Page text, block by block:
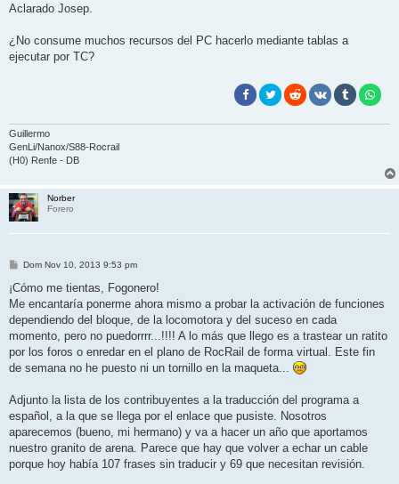
n
j
Aclarado Josep.
¿No consume muchos recursos del PC hacerlo mediante tablas a
ejecutar por TC?
Guillermo
GenLi/Nanox/S88-Rocrail
(H0) Renfe - DB
Norber
Forero
M
n
a
j
e
Dom Nov 10, 2013 9:53 pm
¡Cómo me tientas, Fogonero!
Me encantaría ponerme ahora mismo a probar la activación de funciones
dependiendo del bloque, de la locomotora y del suceso en cada
momento, pero no puedorrrr...!!!! A lo más que llego es a trastear un ratito
por los foros o enredar en el plano de RocRail de forma virtual. Este fin
de semana no he puesto ni un tornillo en la maqueta...
Adjunto la lista de los contribuyentes a la traducción del programa a
español, a la que se llega por el enlace que pusiste. Nosotros
aparecemos (bueno, mi hermano) y va a hacer un año que aportamos
nuestro granito de arena. Parece que hay que volver a echar un cable
porque hoy había 107 frases sin traducir y 69 que necesitan revisión.